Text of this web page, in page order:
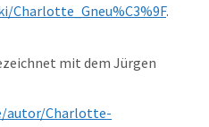
Charlotte_Gneu%C3%9F.
mit dem Jürgen
autor/Charlotte-